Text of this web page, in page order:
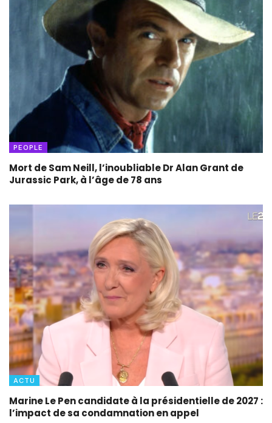
PEOPLE
Mort de Sam Neill, l’inoubliable Dr Alan Grant de
Jurassic Park, à l’âge de 78 ans
ACTU
Marine Le Pen candidate à la présidentielle de 2027 :
l’impact de sa condamnation en appel